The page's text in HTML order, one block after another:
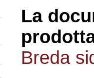
La
Breda